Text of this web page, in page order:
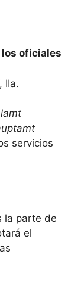
oficiales
IIa.
servicios
la parte de
el